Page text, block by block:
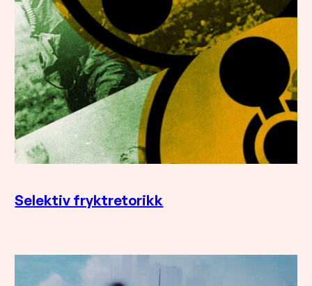
Selektiv fryktretorikk